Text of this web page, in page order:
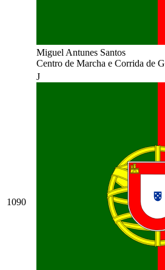
Miguel Antunes Santos
Centro de Marcha e Corrida de
1090
J